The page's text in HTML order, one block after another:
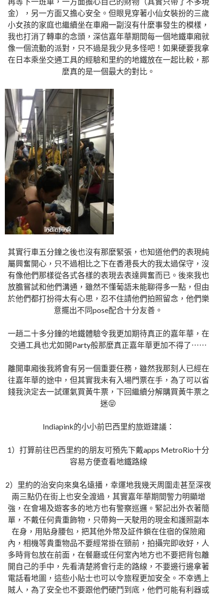
金），另一方面又擔心安全。但眼見穿著小仙女裝扮的三歲
小女孩的家庭也繼續坐在車廂一副沒有什麼事發生的模樣，
我也打消了轉車的念頭，深信嘉年華期間每一個地鐵車廂就
像一個流動的派對，只不過是我少見多怪吧！如果硬要我拿
在日本乘坐交通工具的經驗和里約的地鐵放在一起比較，那
麼真的是一個最大的對比。
其實行車五分鐘之後也沒有那麼緊張，也知道他們的表現純
屬興奮開心，只不過相比之下在香港長大的我太過保守，沒
有像他們那樣從各式各樣的表現去表達興奮而已。後來我也
放膽嘗試和他們溝通，雖然不懂葡語未能聊得多一點，但由
於他們都打扮得太有心思，忍不住請他們拍照留念，他們樂
意擺出不同pose配合十分友善。
一趟二十多分鐘的地鐵體驗令我更加期待真正的嘉年華，在
交通工具也尤如開Party般那麼真正嘉年華更加不得了⋯⋯
離開車廂後我將會有另一個重要任務，雖然我那刻人已經在
往嘉年華的途中，但其實我未有入場門票在手，為了可以省
錢我決定去一試運氣買黃牛票，下回繼續分解購買黃牛票之
迷😝
Indiapink的小小前巴西里約旅遊建議：
1）打算前往巴西里約的朋友可預先下戴apps MetroRio十分
容易方便查看地鐵路線
2）里約的治安向來臭名遠播，幸運地我幾天周圍走甚至深夜
兩三點仍在街上也安全渡過，其實嘉年華期間警力明顯增
強，在會場及遊客多的地方也有警察巡邏。緊記出外衣著簡
單，不戴任何貴重飾物，只帶夠一天駛用的現金和護照副本
在身，用貼身腰包，把其他外幣及証件鎖在住宿的保險廂
內，相機等貴重物品不要經常掛在頸前，拍攝完即收好，人
多時背包放在前面，在餐廳或任何室內地方也不要把背包離
開自己的手中，先看清楚將會行走的路線，不要邊行邊拿著
電話看地圖，這些小貼士也可以令旅程更加安全。不幸遇上
賊人，為了安全也不要跟他們硬鬥到底，他們可能有利器或